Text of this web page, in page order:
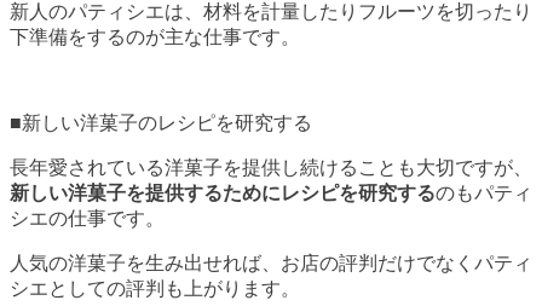
新人のパティシエは、材料を計量したりフルーツを切ったり
下準備をするのが主な仕事です。
■新しい洋菓子のレシピを研究する
長年愛されている洋菓子を提供し続けることも大切ですが、
新しい洋菓子を提供するためにレシピを研究するのもパティ
シエの仕事です。
人気の洋菓子を生み出せれば、お店の評判だけでなくパティ
シエとしての評判も上がります。